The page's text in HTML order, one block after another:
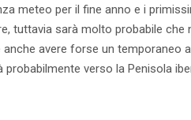
meteo per il fine anno e i
tuttavia sarà molto probabile che
anche avere forse un temporaneo
verso la Penisola